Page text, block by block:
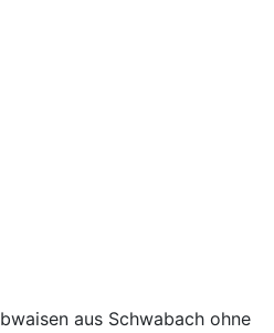
aus Schwabach ohne